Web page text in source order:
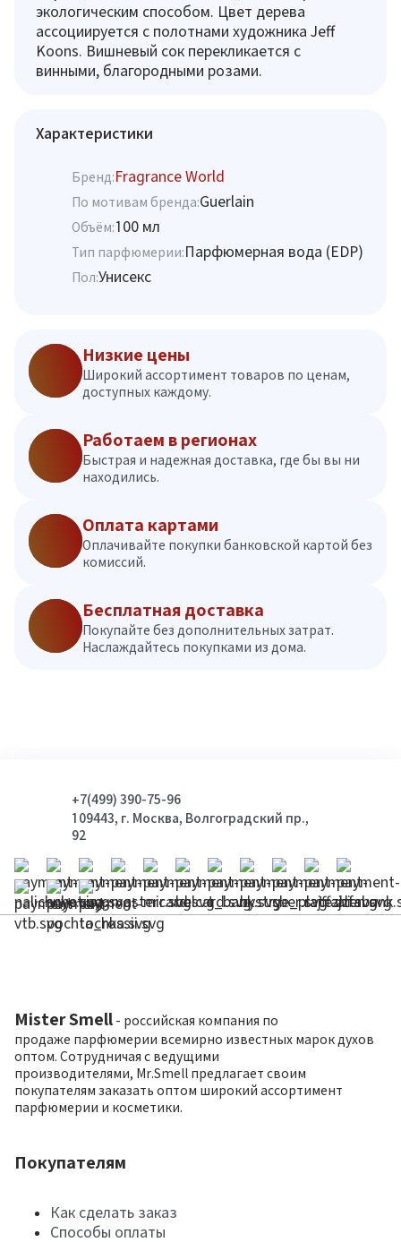
экологическим способом. Цвет дерева
ассоциируется с полотнами художника Jeff
Koons. Вишневый сок перекликается с
винными, благородными розами.
Характеристики
Бренд:Fragrance World
По мотивам бренда:Guerlain
Объём:100 мл
Тип парфюмерии:Парфюмерная вода (EDP)
Пол:Унисекс
Низкие цены
Широкий ассортимент товаров по ценам,
доступных каждому.
Работаем в регионах
Быстрая и надежная доставка, где бы вы ни
находились.
Оплата картами
Оплачивайте покупки банковской картой без
комиссий.
Бесплатная доставка
Покупайте без дополнительных затрат.
Наслаждайтесь покупками из дома.
+7(499) 390-75-96
109443, г. Москва, Волгоградский пр.,
92
Mister Smell - российская компания по
продаже парфюмерии всемирно известных марок духов
оптом. Сотрудничая с ведущими
производителями, Mr.Smell предлагает своим
покупателям заказать оптом широкий ассортимент
парфюмерии и косметики.
Покупателям
Как сделать заказ
Способы оплаты